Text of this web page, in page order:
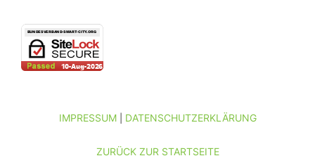
IMPRESSUM| DATENSCHUTZERKLÄRUNG
ZURÜCK ZUR STARTSEITE